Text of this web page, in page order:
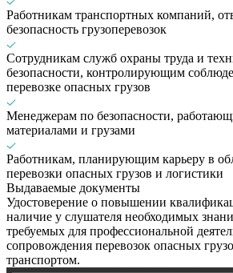
Работникам транспортных компаний,
безопасность грузоперевозок
Сотрудникам служб охраны труда и
безопасности, контролирующим
перевозке опасных грузов
Менеджерам по безопасности,
материалами и грузами
Работникам, планирующим карьеру в
перевозки опасных грузов и логистики
Выдаваемые документы
Удостоверение о повышении
наличие у слушателя необходимых
требуемых для профессиональной
сопровождения перевозок опасных
транспортом.